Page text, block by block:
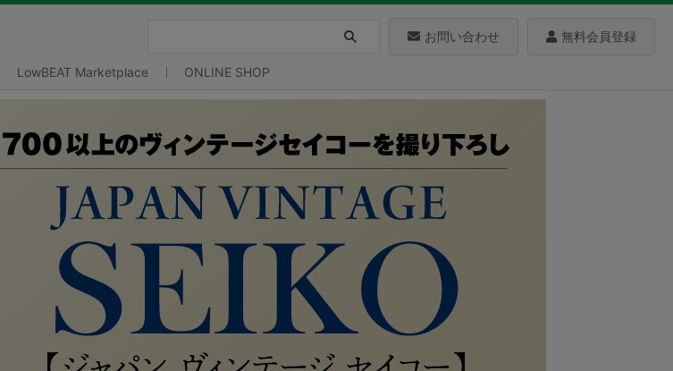
お問い合わせ 無料会員登録
LowBEAT Marketplace ONLINE SHOP